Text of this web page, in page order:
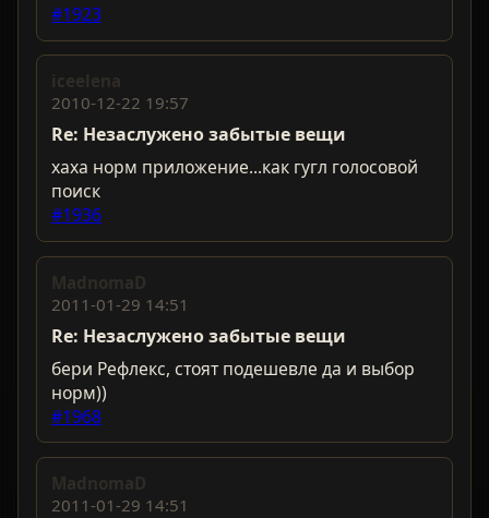
#1923
iceelena
2010-12-22 19:57
Re: Незаслужено забытые вещи
хаха норм приложение...как гугл голосовой
поиск
#1936
MadnomaD
2011-01-29 14:51
Re: Незаслужено забытые вещи
бери Рефлекс, стоят подешевле да и выбор
норм))
#1968
MadnomaD
2011-01-29 14:51